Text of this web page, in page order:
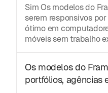
Sim Os modelos do
serem responsivos
ótimo em
móveis sem trabalho
Os modelos do
portfólios, agências